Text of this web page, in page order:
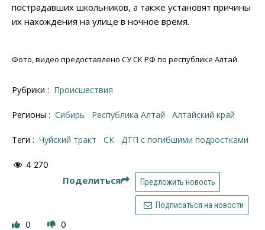
пострадавших школьников, а также установят причины
их нахождения на улице в ночное время.
Фото, видео предоставлено СУ СК РФ по республике Алтай.
Рубрики : Происшествия
Регионы : Сибирь Республика Алтай Алтайский край
Теги : Чуйский тракт СК ДТП с погибшими подростками
4 270
Поделиться Предложить новость
Подписаться на новости
0 0